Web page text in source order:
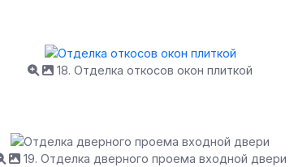
18. Отделка откосов окон плиткой
19. Отделка дверного проема входной двери